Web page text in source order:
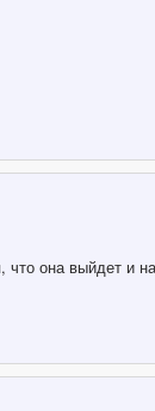
что она выйдет и